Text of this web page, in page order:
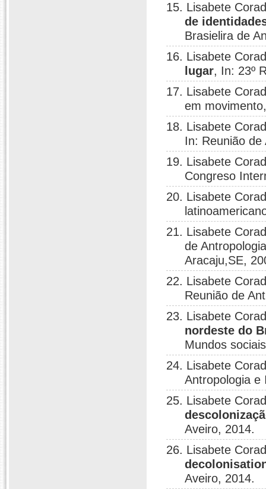
15. Lisabete
de
Brasielira de
16. Lisabete
lugar, In: 23º
17. Lisabete
em
18. Lisabete
In: Reunião de
19. Lisabete
Congreso
20. Lisabete
21. Lisabete
de
Aracaju,SE,
22. Lisabete
Reunião de
23. Lisabete
nordeste do
Mundos
24. Lisabete
Antropologia e
25. Lisabete
Aveiro, 2014.
26. Lisabete
Aveiro, 2014.